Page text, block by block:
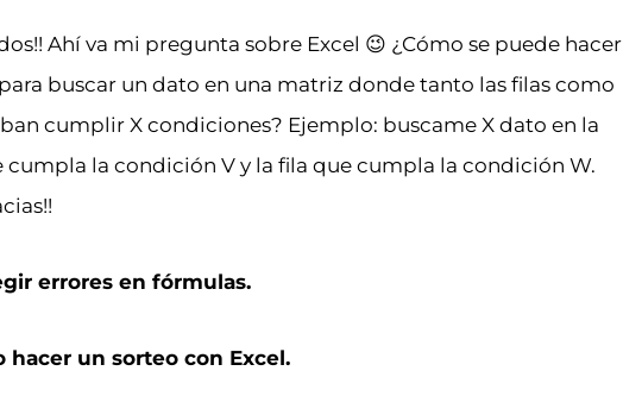
Ahí va mi pregunta sobre Excel 😉 ¿Cómo se puede hacer
buscar un dato en una matriz donde tanto las filas como
cumplir X condiciones? Ejemplo: buscame X dato en la
la condición V y la fila que cumpla la condición W.
errores en fórmulas.
hacer un sorteo con Excel.